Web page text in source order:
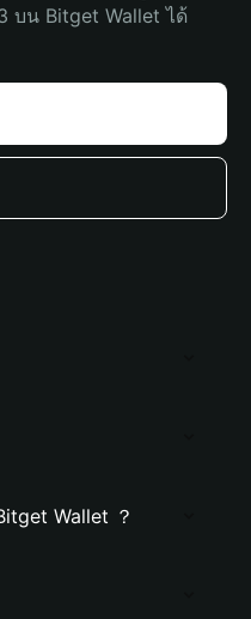
บน Bitget Wallet ได้
Wallet ？